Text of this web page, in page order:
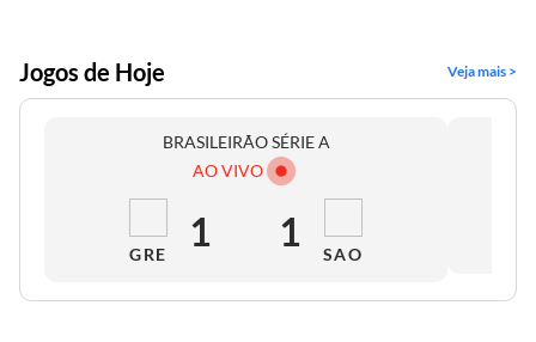
Jogos de Hoje Veja mais >
BRASILEIRÃO SÉRIE A
AO VIVO
GRE 1 1 SAO